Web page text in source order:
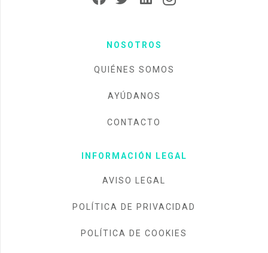
NOSOTROS
QUIÉNES SOMOS
AYÚDANOS
CONTACTO
INFORMACIÓN LEGAL
AVISO LEGAL
POLÍTICA DE PRIVACIDAD
POLÍTICA DE COOKIES